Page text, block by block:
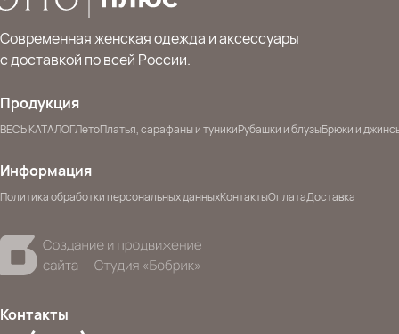
Современная женская одежда и аксессуары
с доставкой по всей России.
Продукция
ВЕСЬ КАТАЛОГЛетоПлатья, сарафаны и туникиРубашки и блузыБрюки и
Информация
Политика обработки персональных данныхКонтактыОплатаДоставка
Контакты